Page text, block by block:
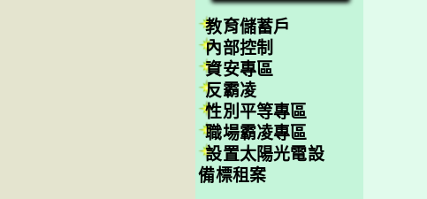
教育儲蓄戶
內部控制
資安專區
反霸凌
性別平等專區
職場霸凌專區
設置太陽光電設
備標租案